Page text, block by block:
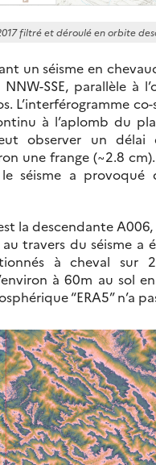
filtré et déroulé en orbite
un séisme en
SSE, parallèle à
L’interférogramme
à l’aplomb du
observer un délai
une frange (~2.8
séisme a
la descendante A006,
travers du séisme a
à cheval sur
à 60m au sol
“ERA5” n’a